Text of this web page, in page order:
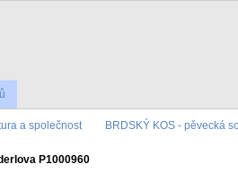
a společnost BRDSKÝ KOS - pěvecká
P1000960